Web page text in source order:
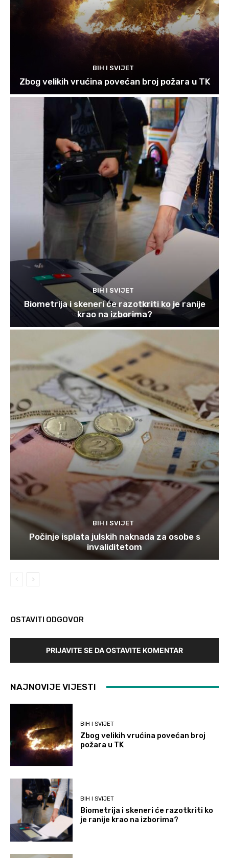
BIH I SVIJET
Zbog velikih vrućina povećan broj požara u TK
BIH I SVIJET
Biometrija i skeneri će razotkriti ko je ranije
krao na izborima?
BIH I SVIJET
Počinje isplata julskih naknada za osobe s
invaliditetom
OSTAVITI ODGOVOR
PRIJAVITE SE DA OSTAVITE KOMENTAR
NAJNOVIJE VIJESTI
BIH I SVIJET
Zbog velikih vrućina povećan broj
požara u TK
BIH I SVIJET
Biometrija i skeneri će razotkriti ko
je ranije krao na izborima?